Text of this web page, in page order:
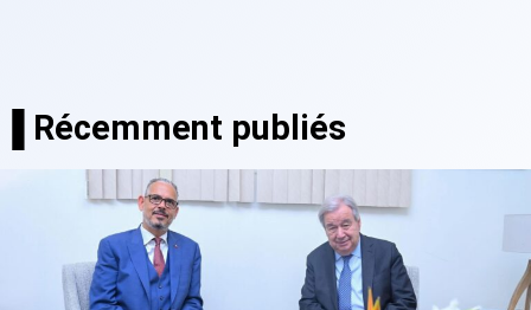
▐ Récemment publiés